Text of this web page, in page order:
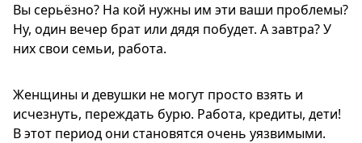
Вы серьёзно? На кой нужны им эти ваши проблемы?
Ну, один вечер брат или дядя побудет. А завтра? У
них свои семьи, работа.
Женщины и девушки не могут просто взять и
исчезнуть, переждать бурю. Работа, кредиты, дети!
В этот период они становятся очень уязвимыми.